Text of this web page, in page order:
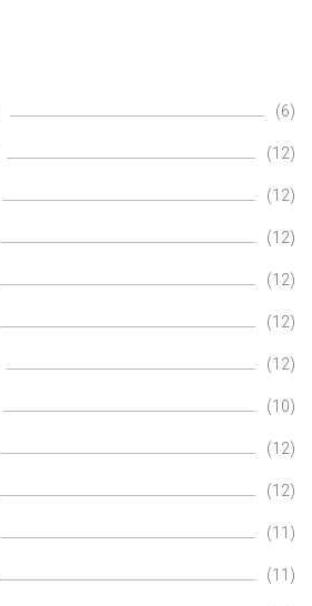
(6)
(12)
(12)
(12)
(12)
(12)
(12)
(10)
(12)
(12)
(11)
(11)